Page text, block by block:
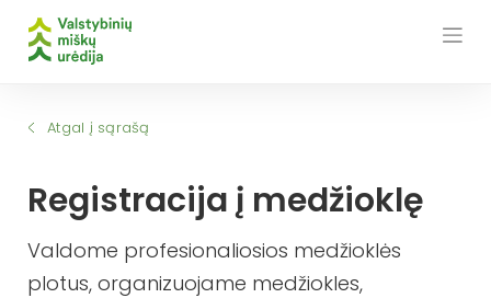
Atgal į sąrašą
Registracija į medžioklę
Valdome profesionaliosios medžioklės
plotus, organizuojame medžiokles,